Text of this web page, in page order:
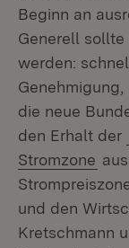
Beginn an
Generell sollte
werden:
die neue
den Erhalt der
Stromzone
und den
Kretschmann